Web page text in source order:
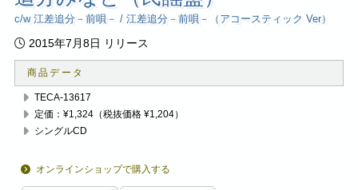
c/w 江差追分－前唄－ / 江差追分－前唄－（アコースティック Ver）
2015年7月8日 リリース
商品データ
TECA-13617
定価：¥1,324（税抜価格 ¥1,204）
シングルCD
オンラインショップで購入する